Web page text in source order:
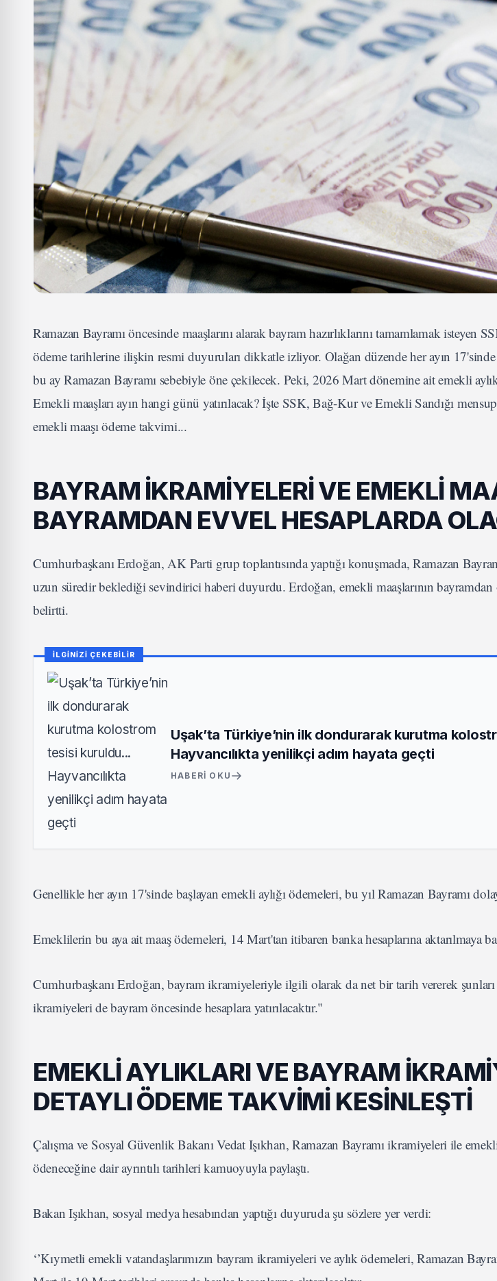
Ramazan Bayramı öncesinde maaşlarını alarak bayram hazırlıklarını tamamlamak isteyen
ödeme tarihlerine ilişkin resmi duyuruları dikkatle izliyor. Olağan düzende her ayın 17'sinde
bu ay Ramazan Bayramı sebebiyle öne çekilecek. Peki, 2026 Mart dönemine ait emekli
Emekli maaşları ayın hangi günü yatırılacak? İşte SSK, Bağ-Kur ve Emekli Sandığı
emekli maaşı ödeme takvimi...
BAYRAM İKRAMİYELERİ VE EMEKLİ
BAYRAMDAN EVVEL HESAPLARDA
Cumhurbaşkanı Erdoğan, AK Parti grup toplantısında yaptığı konuşmada, Ramazan
uzun süredir beklediği sevindirici haberi duyurdu. Erdoğan, emekli maaşlarının bayramdan
belirtti.
İLGİNİZİ ÇEKEBİLİR
Uşak’ta Türkiye’nin ilk dondurarak kurutma
Hayvancılıkta yenilikçi adım hayata geçti
HABERI OKU
Genellikle her ayın 17'sinde başlayan emekli aylığı ödemeleri, bu yıl Ramazan Bayramı
Emeklilerin bu aya ait maaş ödemeleri, 14 Mart'tan itibaren banka hesaplarına aktarılmaya
Cumhurbaşkanı Erdoğan, bayram ikramiyeleriyle ilgili olarak da net bir tarih vererek
ikramiyeleri de bayram öncesinde hesaplara yatırılacaktır."
EMEKLİ AYLIKLARI VE BAYRAM
DETAYLI ÖDEME TAKVİMİ KESİNLEŞTİ
Çalışma ve Sosyal Güvenlik Bakanı Vedat Işıkhan, Ramazan Bayramı ikramiyeleri ile
ödeneceğine dair ayrıntılı tarihleri kamuoyuyla paylaştı.
Bakan Işıkhan, sosyal medya hesabından yaptığı duyuruda şu sözlere yer verdi:
‘’Kıymetli emekli vatandaşlarımızın bayram ikramiyeleri ve aylık ödemeleri, Ramazan